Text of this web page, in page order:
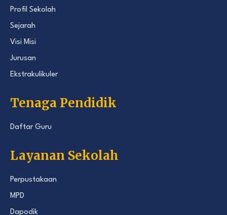
Profil Sekolah
Sejarah
Visi Misi
Jurusan
Ekstrakulikuler
Tenaga Pendidik
Daftar Guru
Layanan Sekolah
Perpustakaan
MPD
Dapodik